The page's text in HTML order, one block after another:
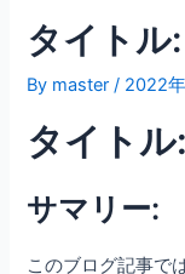
タイトル:
By master / 2022
タイトル:
サマリー:
このブログ記事で